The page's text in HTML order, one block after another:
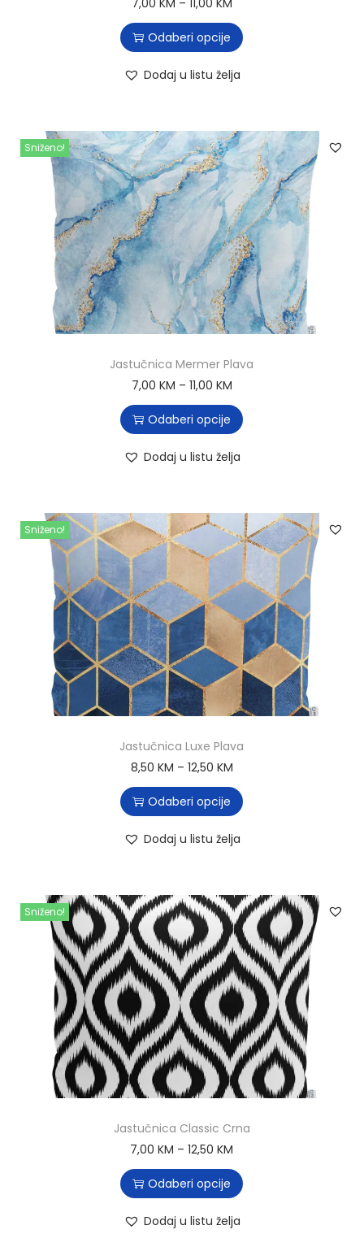
Odaberi opcije
Dodaj u listu želja
Sniženo!
Jastučnica Mermer Plava
7,00 KM – 11,00 KM
Odaberi opcije
Dodaj u listu želja
Sniženo!
Jastučnica Luxe Plava
8,50 KM – 12,50 KM
Odaberi opcije
Dodaj u listu želja
Sniženo!
Jastučnica Classic Crna
7,00KM – 12,50KM
Odaberi opcije
Dodaj u listu želja